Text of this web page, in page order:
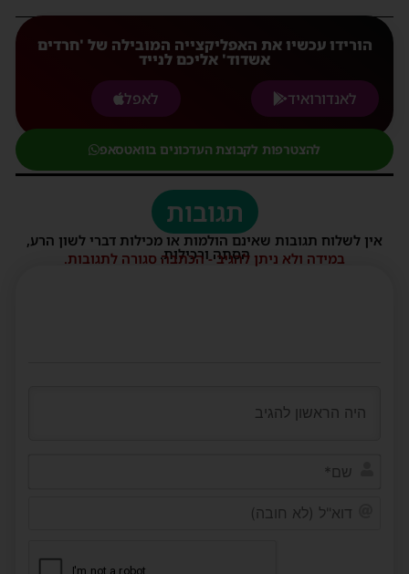
הורידו עכשיו את האפליקצייה המובילה של 'חרדים
אשדוד' אליכם לנייד
לאנדורואיד
לאפל
להצטרפות לקבוצת העדכונים בוואטסאפ
תגובות
אין לשלוח תגובות שאינם הולמות או מכילות דברי לשון הרע,
הסתה ורכילות.
במידה ולא ניתן להגיב - הכתבה סגורה לתגובות.